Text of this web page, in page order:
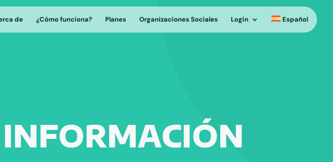
de ¿Cómo funciona? Planes Organizaciones Sociales Login Español